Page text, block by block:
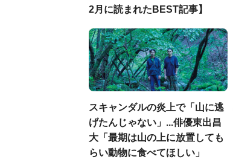
2月に読まれたBEST記事】
スキャンダルの炎上で「山に逃
げたんじゃない」...俳優東出昌
大「最期は山の上に放置しても
らい動物に食べてほしい」